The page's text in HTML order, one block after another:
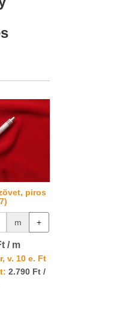
piros
m +
/ m
v. 10 e. Ft
2.790 Ft /